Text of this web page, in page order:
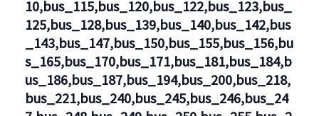
10,bus_115,bus_120,bus_122,bus_123,bus_
125,bus_128,bus_139,bus_140,bus_142,bus
_143,bus_147,bus_150,bus_155,bus_156,bu
s_165,bus_170,bus_171,bus_181,bus_184,b
us_186,bus_187,bus_194,bus_200,bus_218,
bus_221,bus_240,bus_245,bus_246,bus_24